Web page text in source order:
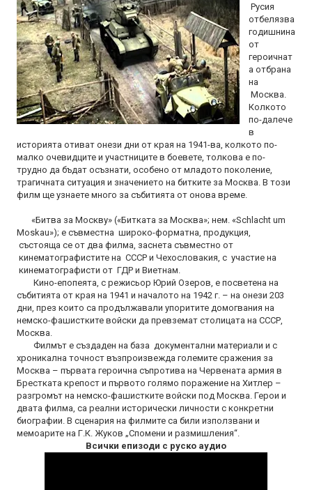
Русия
отбелязва
годишнина
от
героичнат
а отбрана
на
Москва.
Колкото
по-далече
в
историята отиват онези дни от края на 1941-ва, колкото по-
малко очевидците и участниците в боевете, толкова е по-
трудно да бъдат осъзнати, особено от младото поколение,
трагичната ситуация и значението на битките за Москва. В този
филм ще узнаете много за събитията от онова време.
«Битва за Москву» («Битката за Москва»; нем. «Schlacht um
Moskau»); е съвместна широко-форматна, продукция,
състояща се от два филма, заснета съвместно от
кинематографистите на СССР и Чехословакия, с участие на
кинематографисти от ГДР и Виетнам.
Кино-епопеята, с режисьор Юрий Озеров, е посветена на
събитията от края на 1941 и началото на 1942 г. – на онези 203
дни, през които са продължавали упоритите домогвания на
немско-фашистките войски да превземат столицата на СССР,
Москва.
Филмът е създаден на база документални материали и с
хроникална точност възпроизвежда големите сражения за
Москва – първата героична съпротива на Червената армия в
Брестката крепост и първото голямо поражение на Хитлер –
разгромът на немско-фашистките войски под Москва. Герои и
двата филма, са реални исторически личности с конкретни
биографии. В сценария на филмите са били използвани и
мемоарите на Г.К. Жуков „Спомени и размишления“.
Всички епизоди с руско аудио